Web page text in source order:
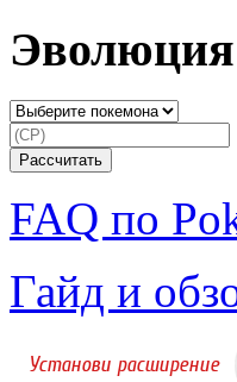
Эволюция
FAQ по
Гайд и